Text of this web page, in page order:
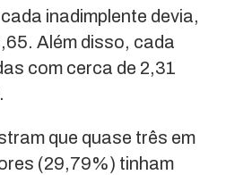
inadimplente devia,
Além disso, cada
com cerca de 2,31
que quase três em
(29,79%) tinham